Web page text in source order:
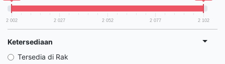
2 002 2 027 2 052 2 077 2 102
Ketersediaan
Tersedia di Rak